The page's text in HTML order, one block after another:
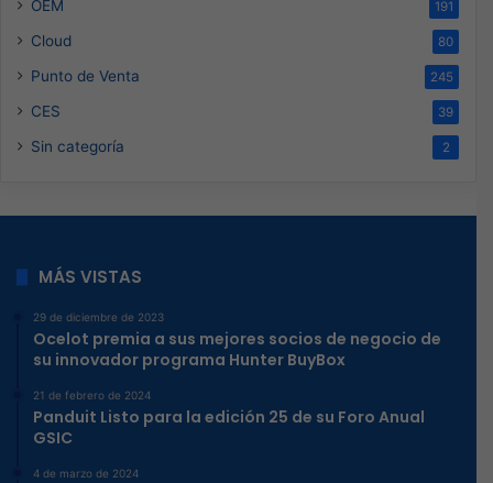
OEM 191
Cloud 80
Punto de Venta 245
CES 39
Sin categoría 2
MÁS VISTAS
29 de diciembre de 2023
Ocelot premia a sus mejores socios de negocio de
su innovador programa Hunter BuyBox
21 de febrero de 2024
Panduit Listo para la edición 25 de su Foro Anual
GSIC
4 de marzo de 2024